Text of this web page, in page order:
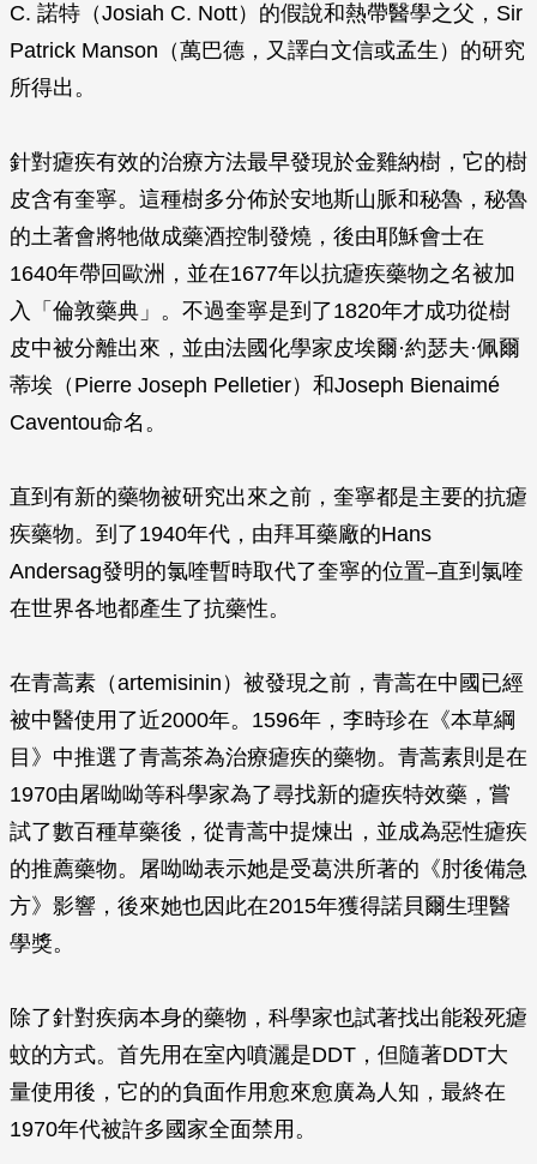
C. 諾特（Josiah C. Nott）的假說和熱帶醫學之父，Sir
Patrick Manson（萬巴德，又譯白文信或孟生）的研究
所得出。
針對瘧疾有效的治療方法最早發現於金雞納樹，它的樹
皮含有奎寧。這種樹多分佈於安地斯山脈和秘魯，秘魯
的土著會將牠做成藥酒控制發燒，後由耶穌會士在
1640年帶回歐洲，並在1677年以抗瘧疾藥物之名被加
入「倫敦藥典」。不過奎寧是到了1820年才成功從樹
皮中被分離出來，並由法國化學家皮埃爾·約瑟夫·佩爾
蒂埃（Pierre Joseph Pelletier）和Joseph Bienaimé
Caventou命名。
直到有新的藥物被研究出來之前，奎寧都是主要的抗瘧
疾藥物。到了1940年代，由拜耳藥廠的Hans
Andersag發明的氯喹暫時取代了奎寧的位置–直到氯喹
在世界各地都產生了抗藥性。
在青蒿素（artemisinin）被發現之前，青蒿在中國已經
被中醫使用了近2000年。1596年，李時珍在《本草綱
目》中推選了青蒿茶為治療瘧疾的藥物。青蒿素則是在
1970由屠呦呦等科學家為了尋找新的瘧疾特效藥，嘗
試了數百種草藥後，從青蒿中提煉出，並成為惡性瘧疾
的推薦藥物。屠呦呦表示她是受葛洪所著的《肘後備急
方》影響，後來她也因此在2015年獲得諾貝爾生理醫
學獎。
除了針對疾病本身的藥物，科學家也試著找出能殺死瘧
蚊的方式。首先用在室內噴灑是DDT，但隨著DDT大
量使用後，它的的負面作用愈來愈廣為人知，最終在
1970年代被許多國家全面禁用。